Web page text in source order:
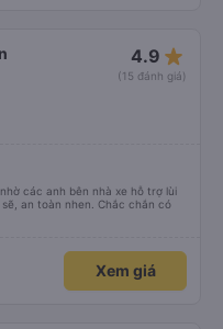
4.9 star_rate
(15 đánh giá)
các anh bên nhà xe hỗ trợ lùi
an toàn nhen. Chắc chắn có
Xem giá